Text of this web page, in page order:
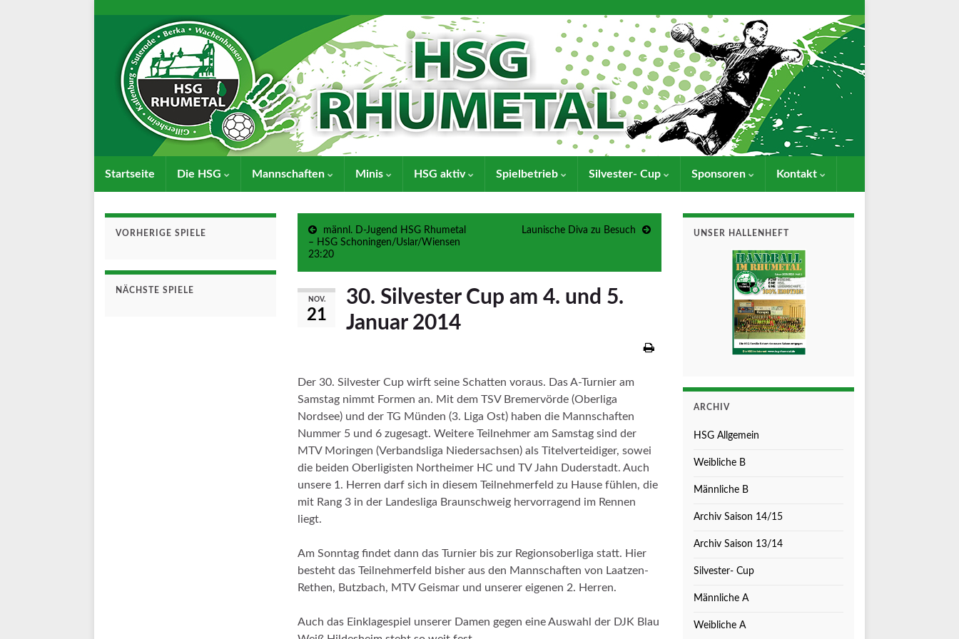
Startseite Die HSG Mannschaften Minis HSG aktiv Spielbetrieb Silvester- Cup Sponsoren Kontakt
männl. D-Jugend HSG Rhumetal
– HSG Schoningen/Uslar/Wiensen
23:20
Launische Diva zu Besuch
NOV.
21
30. Silvester Cup am 4. und 5.
Januar 2014
Der 30. Silvester Cup wirft seine Schatten voraus. Das A-Turnier am
Samstag nimmt Formen an. Mit dem TSV Bremervörde (Oberliga
Nordsee) und der TG Münden (3. Liga Ost) haben die Mannschaften
Nummer 5 und 6 zugesagt. Weitere Teilnehmer am Samstag sind der
MTV Moringen (Verbandsliga Niedersachsen) als Titelverteidiger, sowei
die beiden Oberligisten Northeimer HC und TV Jahn Duderstadt. Auch
unsere 1. Herren darf sich in diesem Teilnehmerfeld zu Hause fühlen, die
mit Rang 3 in der Landesliga Braunschweig hervorragend im Rennen
liegt.
Am Sonntag findet dann das Turnier bis zur Regionsoberliga statt. Hier
besteht das Teilnehmerfeld bisher aus den Mannschaften von Laatzen-
Rethen, Butzbach, MTV Geismar und unserer eigenen 2. Herren.
Auch das Einklagespiel unserer Damen gegen eine Auswahl der DJK Blau
VORHERIGE SPIELE
NÄCHSTE SPIELE
UNSER HALLENHEFT
ARCHIV
HSG Allgemein
Weibliche B
Männliche B
Archiv Saison 14/15
Archiv Saison 13/14
Silvester- Cup
Männliche A
Weibliche A